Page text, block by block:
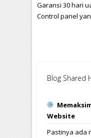
Garansi 30 hari
Control panel
Blog Shared
Website
Pastinya ada